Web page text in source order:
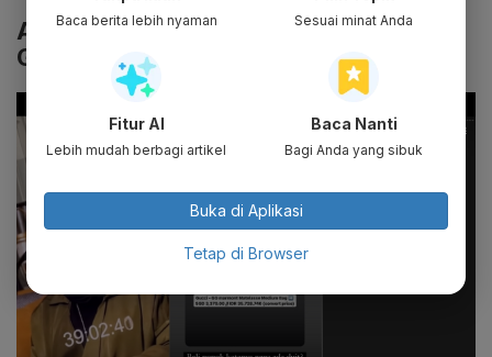
Awkarin Salah Fokus dengan Tas Ibu
Gaga Muhammad
Baca berita lebih nyaman Sesuai minat Anda
Fitur AI
Lebih mudah berbagi artikel
Baca Nanti
Bagi Anda yang sibuk
Buka di Aplikasi
Tetap di Browser